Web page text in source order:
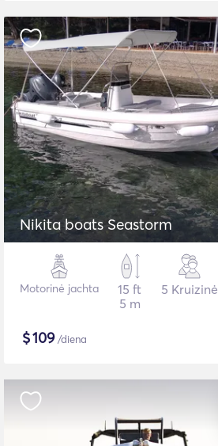
Nikita boats Seastorm
Motorinė jachta
15 ft
5 m
5 Kruizinė
$109/diena